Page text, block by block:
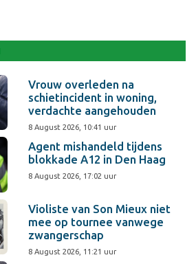
Vrouw overleden na
schietincident in woning,
verdachte aangehouden
8 August 2026, 10:41 uur
Agent mishandeld tijdens
blokkade A12 in Den Haag
8 August 2026, 17:02 uur
Violiste van Son Mieux niet
mee op tournee vanwege
zwangerschap
8 August 2026, 11:21 uur